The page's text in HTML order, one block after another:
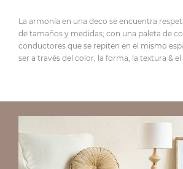
La armonía en una deco se encuentra
de tamaños y medidas; con una paleta de
conductores que se repiten en el mismo
ser a través del color, la forma, la textura &